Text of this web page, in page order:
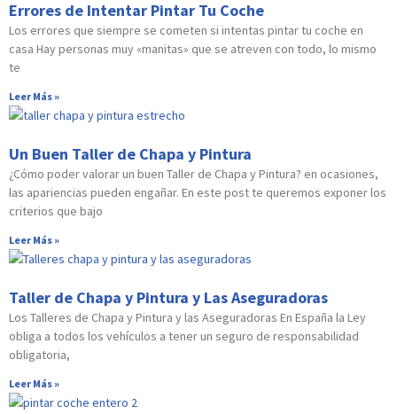
Errores de Intentar Pintar Tu Coche
Los errores que siempre se cometen si intentas pintar tu coche en
casa Hay personas muy «manitas» que se atreven con todo, lo mismo
te
Leer Más »
Un Buen Taller de Chapa y Pintura
¿Cómo poder valorar un buen Taller de Chapa y Pintura? en ocasiones,
las apariencias pueden engañar. En este post te queremos exponer los
criterios que bajo
Leer Más »
Taller de Chapa y Pintura y Las Aseguradoras
Los Talleres de Chapa y Pintura y las Aseguradoras En España la Ley
obliga a todos los vehículos a tener un seguro de responsabilidad
obligatoria,
Leer Más »